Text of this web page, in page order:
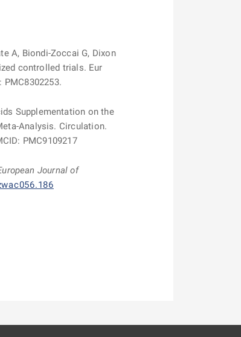
A, Biondi-Zoccai G, Dixon
controlled trials. Eur
PMC8302253.
Supplementation on the
Analysis. Circulation.
PMC9109217
Journal of